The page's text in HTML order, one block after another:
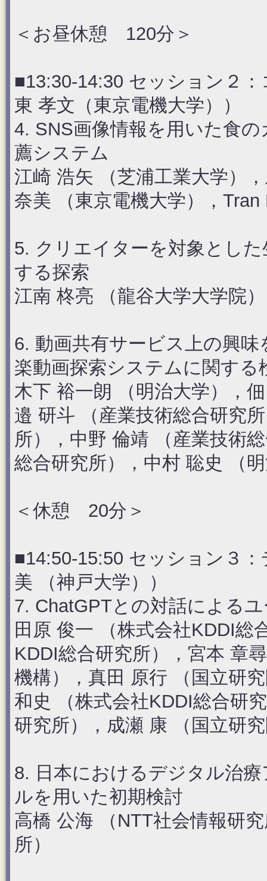
＜お昼休憩 120分＞
■13:30-14:30 セッション２
東 孝文（東京電機大学））
4. SNS画像情報を用いた食
薦システム
江崎 浩矢 （芝浦工業大学）
奈美 （東京電機大学），
5. クリエイターを対象とし
する探索
江南 柊亮 （龍谷大学大学院
6. 動画共有サービス上の興
楽動画探索システムに関する
木下 裕一朗 （明治大学），
邉 研斗 （産業技術総合研究
所），中野 倫靖 （産業技術
総合研究所），中村 聡史 （
＜休憩 20分＞
■14:50-15:50 セッション３
美 （神戸大学））
7. ChatGPTとの対話による
田原 俊一 （株式会社KDDI総
KDDI総合研究所），宮本 章
機構），真田 原行 （国立研
和史 （株式会社KDDI総合研
研究所），成瀬 康 （国立研
8. 日本におけるデジタル治
ルを用いた初期検討
高橋 公海 （NTT社会情報研
所）